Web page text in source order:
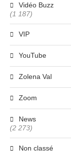
Vidéo Buzz
(1 187)
VIP
YouTube
Zolena Val
Zoom
News
(2 273)
Non classé